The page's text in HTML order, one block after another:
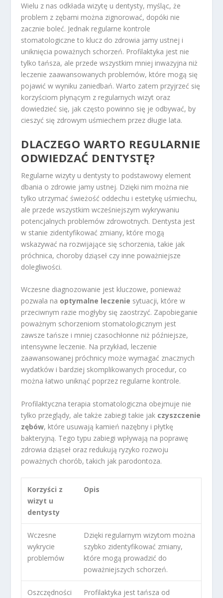
Wielu z nas odkłada wizytę u dentysty, myśląc, że
problem z zębami można zignorować, dopóki nie
zacznie boleć. Jednak regularne kontrole
stomatologiczne to klucz do zdrowia jamy ustnej i
uniknięcia poważnych schorzeń. Profilaktyka jest nie
tylko tańsza, ale przede wszystkim mniej inwazyjna niż
leczenie zaawansowanych problemów, które mogą się
pojawić w wyniku zaniedbań. Warto zatem przyjrzeć się
korzyściom płynącym z regularnych wizyt oraz
dowiedzieć się, jak często powinno się je odbywać, by
cieszyć się zdrowym uśmiechem przez długie lata.
DLACZEGO WARTO REGULARNIE
ODWIEDZAĆ DENTYSTĘ?
Regularne wizyty u dentysty to podstawowy element
dbania o zdrowie jamy ustnej. Dzięki nim można nie
tylko utrzymać świeżość oddechu i estetykę uśmiechu,
ale przede wszystkim wcześniejszym wykrywaniu
potencjalnych problemów zdrowotnych. Dentysta jest
w stanie zidentyfikować zmiany, które mogą
wskazywać na rozwijające się schorzenia, takie jak
próchnica, choroby dziąseł czy inne poważniejsze
dolegliwości.
Wczesne diagnozowanie jest kluczowe, ponieważ
pozwala na optymalne leczenie sytuacji, które w
przeciwnym razie mogłyby się zaostrzyć. Zapobieganie
poważnym schorzeniom stomatologicznym jest
zawsze tańsze i mniej czasochłonne niż późniejsze,
intensywne leczenie. Na przykład, leczenie
zaawansowanej próchnicy może wymagać znacznych
wydatków i bardziej skomplikowanych procedur, co
można łatwo uniknąć poprzez regularne kontrole.
Profilaktyczna terapia stomatologiczna obejmuje nie
tylko przeglądy, ale także zabiegi takie jak czyszczenie
zębów, które usuwają kamień nazębny i płytkę
bakteryjną. Tego typu zabiegi wpływają na poprawę
zdrowia dziąseł oraz redukują ryzyko rozwoju
poważnych chorób, takich jak parodontoza.
Korzyści z
wizyt u
dentysty
Opis
Wczesne
wykrycie
problemów
Dzięki regularnym wizytom można
szybko zidentyfikować zmiany,
które mogą prowadzić do
poważniejszych schorzeń.
Oszczędności
Profilaktyka jest tańsza od